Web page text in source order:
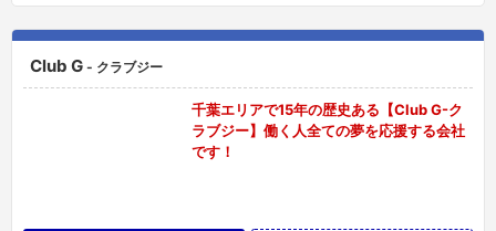
Club G - クラブジー
千葉エリアで15年の歴史ある【Club G-ク
ラブジー】働く人全ての夢を応援する会社
です！